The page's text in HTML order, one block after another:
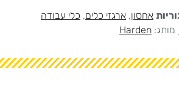
אחסון, ארגזי כלים, כלי עבודה
מותג: Harden